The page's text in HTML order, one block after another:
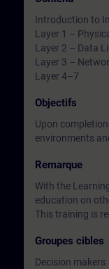
Introduction to
Layer 1 –
Layer 2 – Data
Layer 3 –
Layer 4–7
Objectifs
Upon
environments
Remarque
With the
education on
This training is
Groupes cibles
Decision makers